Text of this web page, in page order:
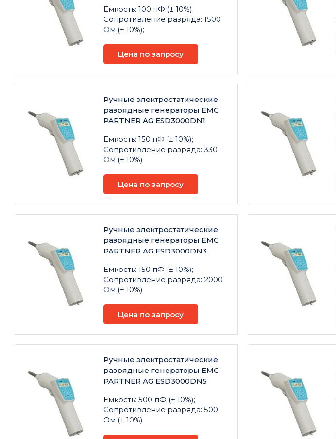
Емкость: 100 пФ (± 10%);
Сопротивление разряда: 1500
Ом (± 10%);
Цена по запросу
Ручные электростатические
разрядные генераторы EMC
PARTNER AG ESD3000DN1
Емкость: 150 пФ (± 10%);
Сопротивление разряда: 330
Ом (± 10%)
Цена по запросу
Ручные электростатические
разрядные генераторы EMC
PARTNER AG ESD3000DN3
Емкость: 150 пФ (± 10%);
Сопротивление разряда: 2000
Ом (± 10%)
Цена по запросу
Ручные электростатические
разрядные генераторы EMC
PARTNER AG ESD3000DN5
Емкость: 500 пФ (± 10%);
Сопротивление разряда: 500
Ом (± 10%)